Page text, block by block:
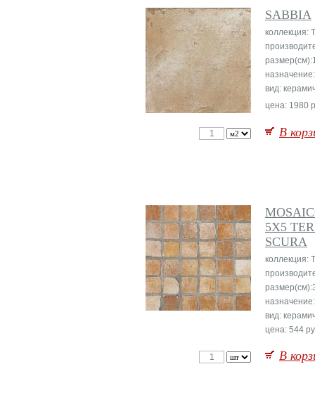
SABBIA
коллекция:
вид:
цена: 1980
В
5X5
SCURA
коллекция:
вид:
цена: 544
В